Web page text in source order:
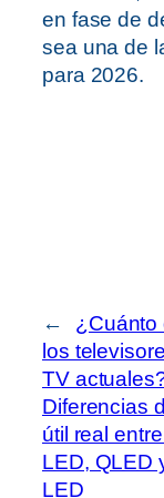
en fase de
sea una de
para 2026.
←
¿Cuánto
los
TV
Diferencias
útil real
LED, QLED
LED